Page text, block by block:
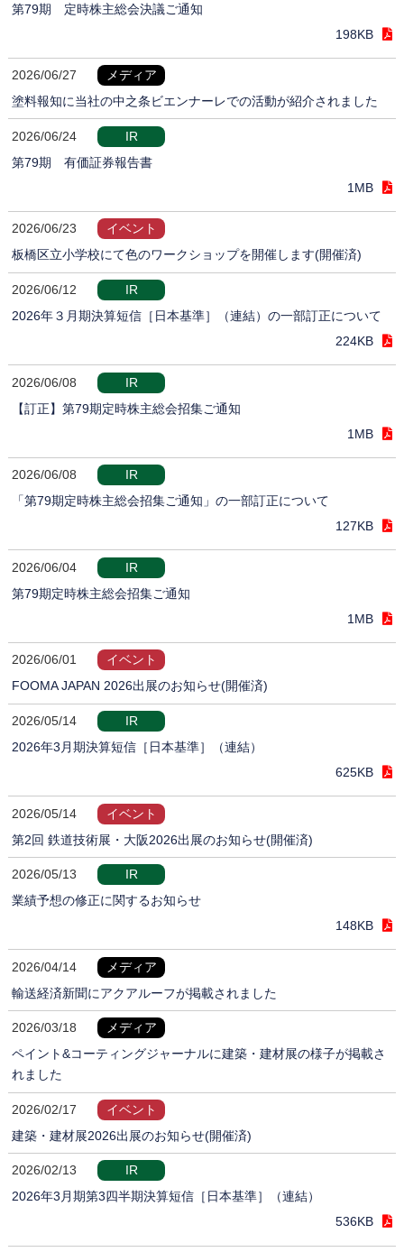
第79期 定時株主総会決議ご通知
198KB
2026/06/27
メディア
塗料報知に当社の中之条ビエンナーレでの活動が紹介されました
2026/06/24
IR
第79期 有価証券報告書
1MB
2026/06/23
イベント
板橋区立小学校にて色のワークショップを開催します(開催済)
2026/06/12
IR
2026年３月期決算短信［日本基準］（連結）の一部訂正について
224KB
2026/06/08
IR
【訂正】第79期定時株主総会招集ご通知
1MB
2026/06/08
IR
「第79期定時株主総会招集ご通知」の一部訂正について
127KB
2026/06/04
IR
第79期定時株主総会招集ご通知
1MB
2026/06/01
イベント
FOOMA JAPAN 2026出展のお知らせ(開催済)
2026/05/14
IR
2026年3月期決算短信［日本基準］（連結）
625KB
2026/05/14
イベント
第2回 鉄道技術展・大阪2026出展のお知らせ(開催済)
2026/05/13
IR
業績予想の修正に関するお知らせ
148KB
2026/04/14
メディア
輸送経済新聞にアクアルーフが掲載されました
2026/03/18
メディア
ペイント&コーティングジャーナルに建築・建材展の様子が掲載さ
れました
2026/02/17
イベント
建築・建材展2026出展のお知らせ(開催済)
2026/02/13
IR
2026年3月期第3四半期決算短信［日本基準］（連結）
536KB